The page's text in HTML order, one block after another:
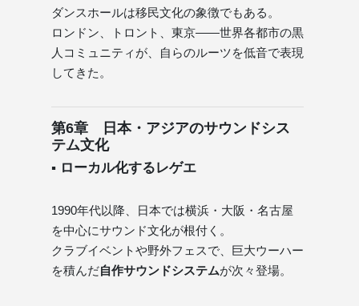
ダンスホールは移民文化の象徴でもある。
ロンドン、トロント、東京——世界各都市の黒
人コミュニティが、自らのルーツを低音で表現
してきた。
第6章 日本・アジアのサウンドシス
テム文化
▪ ローカル化するレゲエ
1990年代以降、日本では横浜・大阪・名古屋
を中心にサウンド文化が根付く。
クラブイベントや野外フェスで、巨大ウーハー
を積んだ自作サウンドシステムが次々登場。